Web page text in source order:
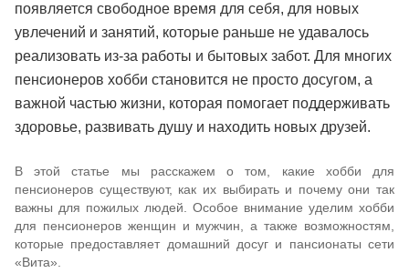
появляется свободное время для себя, для новых
увлечений и занятий, которые раньше не удавалось
реализовать из-за работы и бытовых забот. Для многих
пенсионеров хобби становится не просто досугом, а
важной частью жизни, которая помогает поддерживать
здоровье, развивать душу и находить новых друзей.
В этой статье мы расскажем о том, какие хобби для
пенсионеров существуют, как их выбирать и почему они так
важны для пожилых людей. Особое внимание уделим хобби
для пенсионеров женщин и мужчин, а также возможностям,
которые предоставляет домашний досуг и пансионаты сети
«Вита».